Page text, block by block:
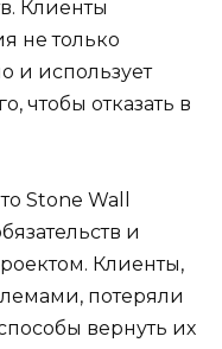
Клиенты
не только
и использует
чтобы отказать в
Stone Wall
и
Клиенты,
потеряли
вернуть их